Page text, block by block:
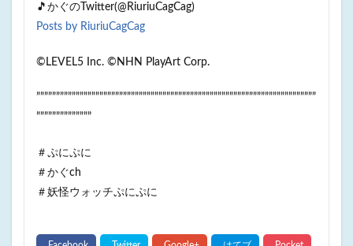
🎵かぐのTwitter(@RiuriuCagCag)
Posts by RiuriuCagCag
©LEVEL5 Inc. ©NHN PlayArt Corp.
”””””””””””””””””””””””””””””””””””””””””””””””””””””””””””””””””””””””
””””””””””””””
＃ぷにぷに​​​
＃かぐch
＃妖怪ウォッチぷにぷに